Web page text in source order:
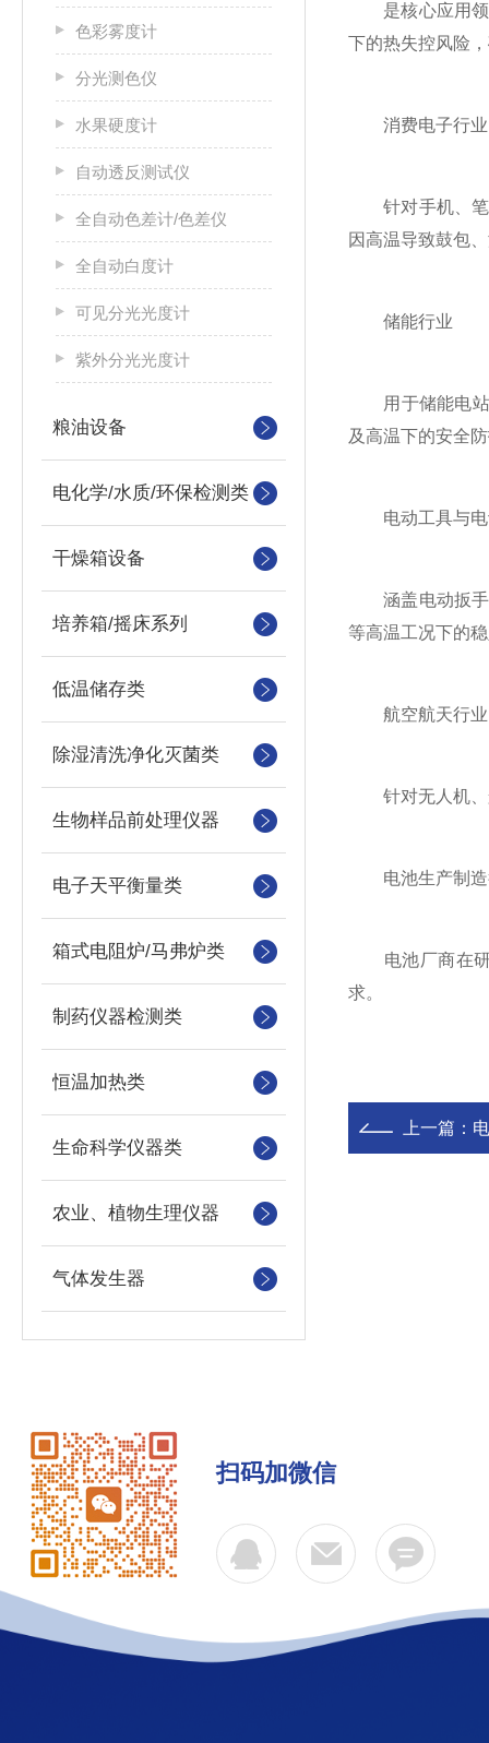
色彩雾度计
分光测色仪
水果硬度计
自动透反测试仪
全自动色差计/色差仪
全自动白度计
可见分光光度计
紫外分光光度计
粮油设备
电化学/水质/环保检测类
干燥箱设备
培养箱/摇床系列
低温储存类
除湿清洗净化灭菌类
生物样品前处理仪器
电子天平衡量类
箱式电阻炉/马弗炉类
制药仪器检测类
恒温加热类
生命科学仪器类
农业、植物生理仪器
气体发生器
是核心应用领
下的热失控风险
消费电子行业
针对手机、笔
因高温导致鼓包
储能行业
用于储能电站
及高温下的安全
电动工具与电
涵盖电动扳手
等高温工况下的
航空航天行业
针对无人机、航
电池生产制造
电池厂商在研
求。
上一篇：
扫码加微信